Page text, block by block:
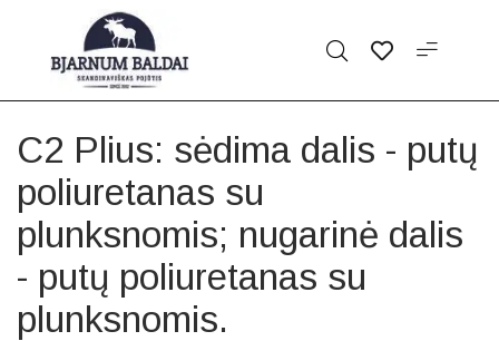
C2 Plius: sėdima dalis - putų
poliuretanas su
plunksnomis; nugarinė dalis
- putų poliuretanas su
plunksnomis.